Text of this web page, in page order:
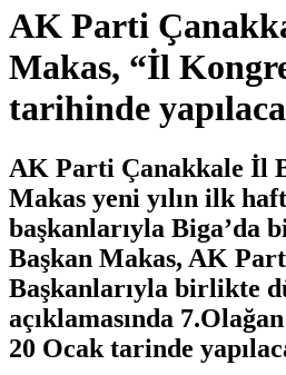
AK Parti
Makas, “İl
tarihinde
AK Parti Çanakkale İl
Makas yeni yılın ilk
başkanlarıyla Biga’da
Başkan Makas, AK
Başkanlarıyla birlikte
açıklamasında
20 Ocak tarinde